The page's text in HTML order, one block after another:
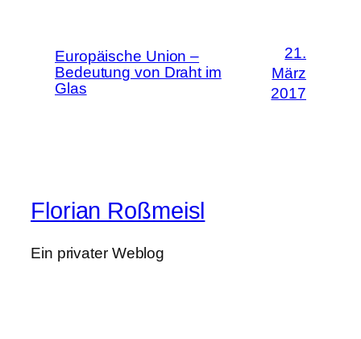
Europäische Union –
Bedeutung von Draht im
Glas
21.
März
2017
Florian Roßmeisl
Ein privater Weblog